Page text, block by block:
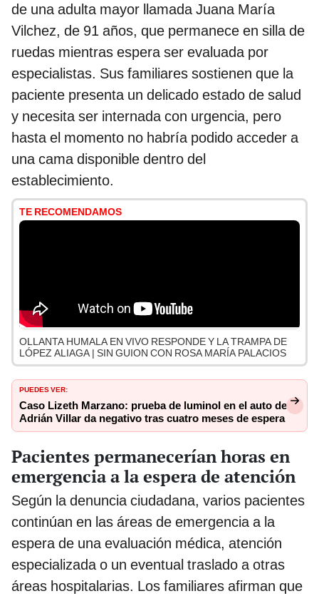
de una adulta mayor llamada Juana María
Vilchez, de 91 años, que permanece en silla de
ruedas mientras espera ser evaluada por
especialistas. Sus familiares sostienen que la
paciente presenta un delicado estado de salud
y necesita ser internada con urgencia, pero
hasta el momento no habría podido acceder a
una cama disponible dentro del
establecimiento.
TE RECOMENDAMOS
OLLANTA HUMALA EN VIVO RESPONDE Y LA TRAMPA DE
LÓPEZ ALIAGA | SIN GUION CON ROSA MARÍA PALACIOS
PUEDES VER:
Caso Lizeth Marzano: prueba de luminol en el auto de
Adrián Villar da negativo tras cuatro meses de espera
Pacientes permanecerían horas en
emergencia a la espera de atención
Según la denuncia ciudadana, varios pacientes
continúan en las áreas de emergencia a la
espera de una evaluación médica, atención
especializada o un eventual traslado a otras
áreas hospitalarias. Los familiares afirman que